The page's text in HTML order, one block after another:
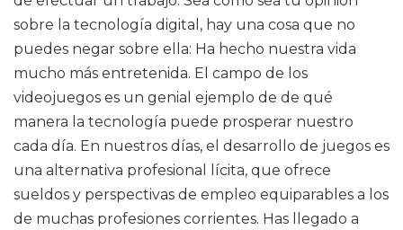
sobre la tecnología digital, hay una cosa que no
puedes negar sobre ella: Ha hecho nuestra vida
mucho más entretenida. El campo de los
videojuegos es un genial ejemplo de de qué
manera la tecnología puede prosperar nuestro
cada día. En nuestros días, el desarrollo de juegos es
una alternativa profesional lícita, que ofrece
sueldos y perspectivas de empleo equiparables a los
de muchas profesiones corrientes. Has llegado a